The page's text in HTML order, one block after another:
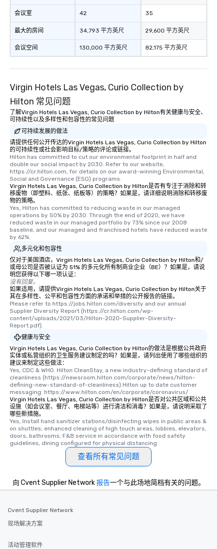
会议室
最大的房间
会议空间
42
34,793 平方英尺
130,000 平方英尺
35
29,600 平方英尺
82,175 平方英尺
Virgin Hotels Las Vegas, Curio Collection by
Hilton 常见问题
了解Virgin Hotels Las Vegas, Curio Collection by Hilton有关健康与安全、
可持续性以及多样性和包容性的常见问题
可持续发展的做法
请提供任何公开传达的Virgin Hotels Las Vegas, Curio Collection by Hilton
的可持续性或社会影响目标/策略的评论或链接。
Hilton has committed to cut our environmental footprint in half and
double our social impact by 2030. Refer to our website,
https://cr.hilton.com, for details on our award-winning Environmental,
Social and Governance (ESG) programs.
Virgin Hotels Las Vegas, Curio Collection by Hilton是否有专注于消除和转
移废物（即塑料、纸张、纸板等）的策略？如果是，请详细说明消除和转移废
物的策略。
Yes, Hilton has committed to reducing waste in our managed
operations by 50% by 2030. Through the end of 2020, we have
reduced waste in our managed portfolio by 73% since our 2008
baseline, and our managed and franchised hotels have reduced waste
by 62%.
多元化和包容性
仅对于美国酒店，Virgin Hotels Las Vegas, Curio Collection by Hilton和/
或母公司是否被认证为 51% 的多元化所有制商业企业（BE）？如果是，请说
明您获得以下哪一项认证：
没有回复。
如果适用，请提供Virgin Hotels Las Vegas, Curio Collection by Hilton关于
其在多样性、公平和包容性方面的承诺和举措的公开报告的链接。
Please refer to https://jobs.hilton.com/diversity and our annual
Supplier Diversity Report (https://cr.hilton.com/wp-
content/uploads/2021/03/Hilton-2020-Supplier-Diversity-
Report.pdf).
健康与安全
Virgin Hotels Las Vegas, Curio Collection by Hilton的做法是根据公共政府
实体或私营组织的卫生服务建议制定的吗？如果是，请列出使用了哪些组织的
建议来制定这些做法：
Yes, CDC & WHO. Hilton CleanStay, a new industry-defining standard of
cleanliness (https://newsroom.hilton.com/corporate/news/hilton-
defining-new-standard-of-cleanliness) Hilton up to date customer
messaging: https://www.hilton.com/en/corporate/coronavirus/
Virgin Hotels Las Vegas, Curio Collection by Hilton是否对公共区域和公共
设施（如会议室、餐厅、电梯站等）进行清洁和消毒？如果是，请说明采取了
哪些新措施。
Yes, Install hand sanitizer stations/disinfecting wipes in public areas &
on shuttles; enhanced cleaning of high touch areas, lobbies, elevators,
doors, bathrooms; F&B service in accordance with food safety
guidelines, dining configured for physical distancing
查看所有常见问题
向 Cvent Supplier Network报告一个与此场地简档有关的问题。
Cvent Supplier Network
现场解决方案
活动管理软件